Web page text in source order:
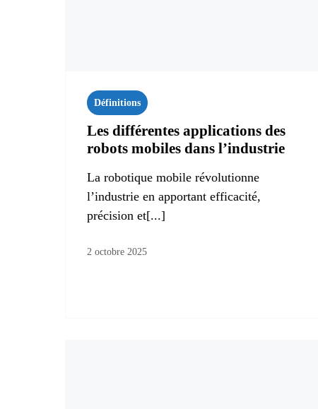
Définitions
Les différentes applications des
robots mobiles dans l’industrie
La robotique mobile révolutionne
l’industrie en apportant efficacité,
précision et[...]
2 octobre 2025